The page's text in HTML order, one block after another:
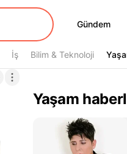
Gündem
Gündem
İş Bilim & Teknoloji
Yaşam